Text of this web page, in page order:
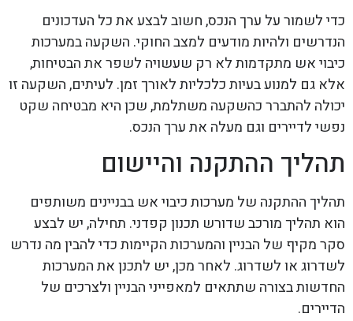
כדי לשמור על ערך הנכס, חשוב לבצע את כל העדכונים
הנדרשים ולהיות מודעים למצב החוקי. השקעה במערכות
כיבוי אש מתקדמות לא רק שעשויה לשפר את הבטיחות,
אלא גם למנוע בעיות כלכליות לאורך זמן. לעיתים, השקעה זו
יכולה להתברר כהשקעה משתלמת, שכן היא מבטיחה שקט
נפשי לדיירים וגם מעלה את ערך הנכס.
תהליך ההתקנה והיישום
תהליך ההתקנה של מערכות כיבוי אש בבניינים משותפים
הוא תהליך מורכב שדורש תכנון קפדני. תחילה, יש לבצע
סקר מקיף של הבניין והמערכות הקיימות כדי להבין מה נדרש
לשדרוג או לשדרוג. לאחר מכן, יש לתכנן את המערכות
החדשות בצורה שתתאים למאפייני הבניין ולצרכים של
הדיירים.